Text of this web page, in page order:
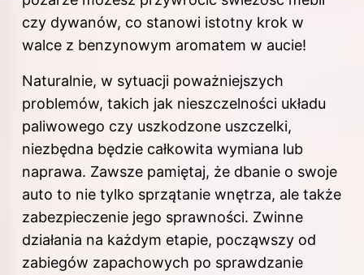
czy dywanów, co stanowi istotny krok w
walce z benzynowym aromatem w aucie!
Naturalnie, w sytuacji poważniejszych
problemów, takich jak nieszczelności układu
paliwowego czy uszkodzone uszczelki,
niezbędna będzie całkowita wymiana lub
naprawa. Zawsze pamiętaj, że dbanie o swoje
auto to nie tylko sprzątanie wnętrza, ale także
zabezpieczenie jego sprawności. Zwinne
działania na każdym etapie, począwszy od
zabiegów zapachowych po sprawdzanie